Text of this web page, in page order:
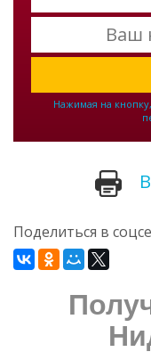
Нажимая на
Поделиться в